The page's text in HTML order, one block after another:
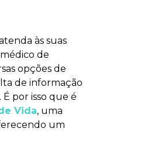
às suas
de
opções de
de informação
por isso que é
Vida, uma
um